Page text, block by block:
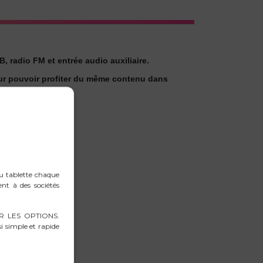
radio FM et entrée audio auxiliaire.
pouvoir profiter du même contenu dans
vos soirées.
tablette chaque
à des sociétés
LES OPTIONS.
simple et rapide